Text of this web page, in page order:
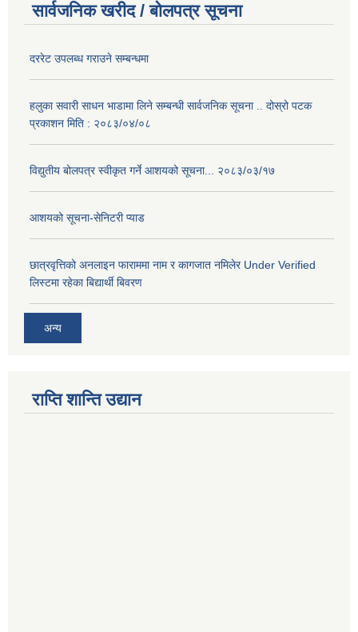
सार्वजनिक खरीद / बोलपत्र सूचना
दररेट उपलब्ध गराउने सम्बन्धमा
हलुका सवारी साधन भाडामा लिने सम्बन्धी सार्वजनिक सूचना .. दोस्रो पटक
प्रकाशन मिति : २०८३/०४/०८
विद्युतीय बोलपत्र स्वीकृत गर्ने आशयको सूचना... २०८३/०३/१७
आशयको सूचना-सेनिटरी प्याड
छात्रवृत्तिको अनलाइन फाराममा नाम र कागजात नमिलेर Under Verified
लिस्टमा रहेका बिद्यार्थी बिवरण
अन्य
राप्ति शान्ति उद्यान